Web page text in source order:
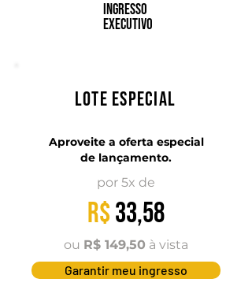
Ingresso
Executivo
Lote Especial
Aproveite a oferta especial
de lançamento.
por 5x de
R$33,58
ou R$ 149,50 à vista
Garantir meu ingresso